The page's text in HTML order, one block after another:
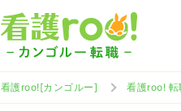
看護roo![カンゴルー] 看護roo! 転